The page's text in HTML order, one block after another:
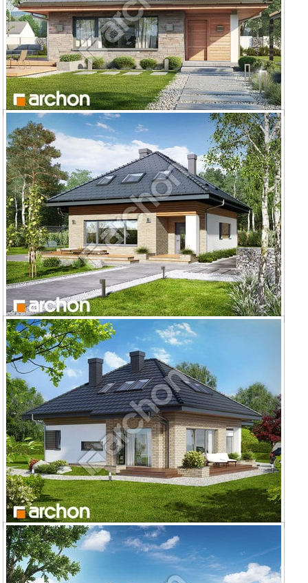
Dom w lilakach ver.2
Dom w lilakach (PD) ver.2
Dom w lilakach (GPD) ver.2